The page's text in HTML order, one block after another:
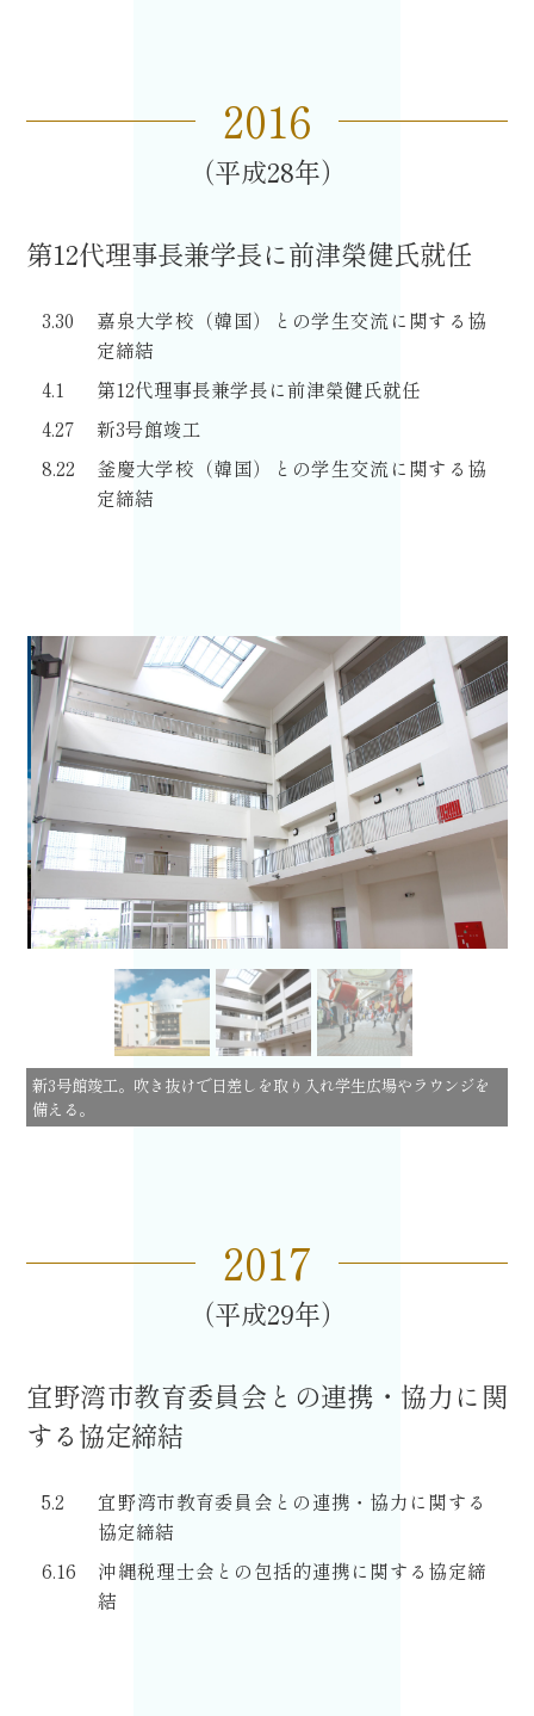
2016
平成28
新3号館竣工。吹き抜けで日差しを取り入れ学生広場やラウンジを
備える。
第12代理事長兼学長に前津榮健氏就任
3.30
嘉泉大学校（韓国）との学生交流に関する協
定締結
4.1
第12代理事長兼学長に前津榮健氏就任
4.27
新3号館竣工
8.22
釜慶大学校（韓国）との学生交流に関する協
定締結
2017
平成29
宜野湾市教育委員会との連携・協力に関
する協定締結
5.2
宜野湾市教育委員会との連携・協力に関する
協定締結
6.16
沖縄税理士会との包括的連携に関する協定締
結